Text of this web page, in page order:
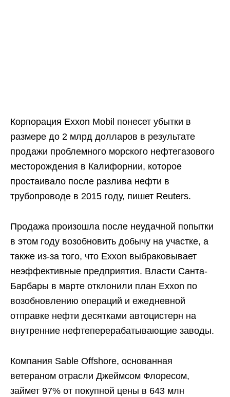
Корпорация Exxon Mobil понесет убытки в
размере до 2 млрд долларов в результате
продажи проблемного морского нефтегазового
месторождения в Калифорнии, которое
простаивало после разлива нефти в
трубопроводе в 2015 году, пишет Reuters.
Продажа произошла после неудачной попытки
в этом году возобновить добычу на участке, а
также из-за того, что Exxon выбраковывает
неэффективные предприятия. Власти Санта-
Барбары в марте отклонили план Exxon по
возобновлению операций и ежедневной
отправке нефти десятками автоцистерн на
внутренние нефтеперерабатывающие заводы.
Компания Sable Offshore, основанная
ветераном отрасли Джеймсом Флоресом,
займет 97% от покупной цены в 643 млн